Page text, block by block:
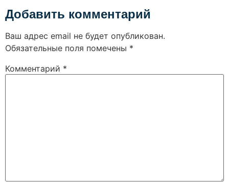
Добавить комментарий
Ваш адрес email не будет опубликован.
Обязательные поля помечены *
Комментарий *